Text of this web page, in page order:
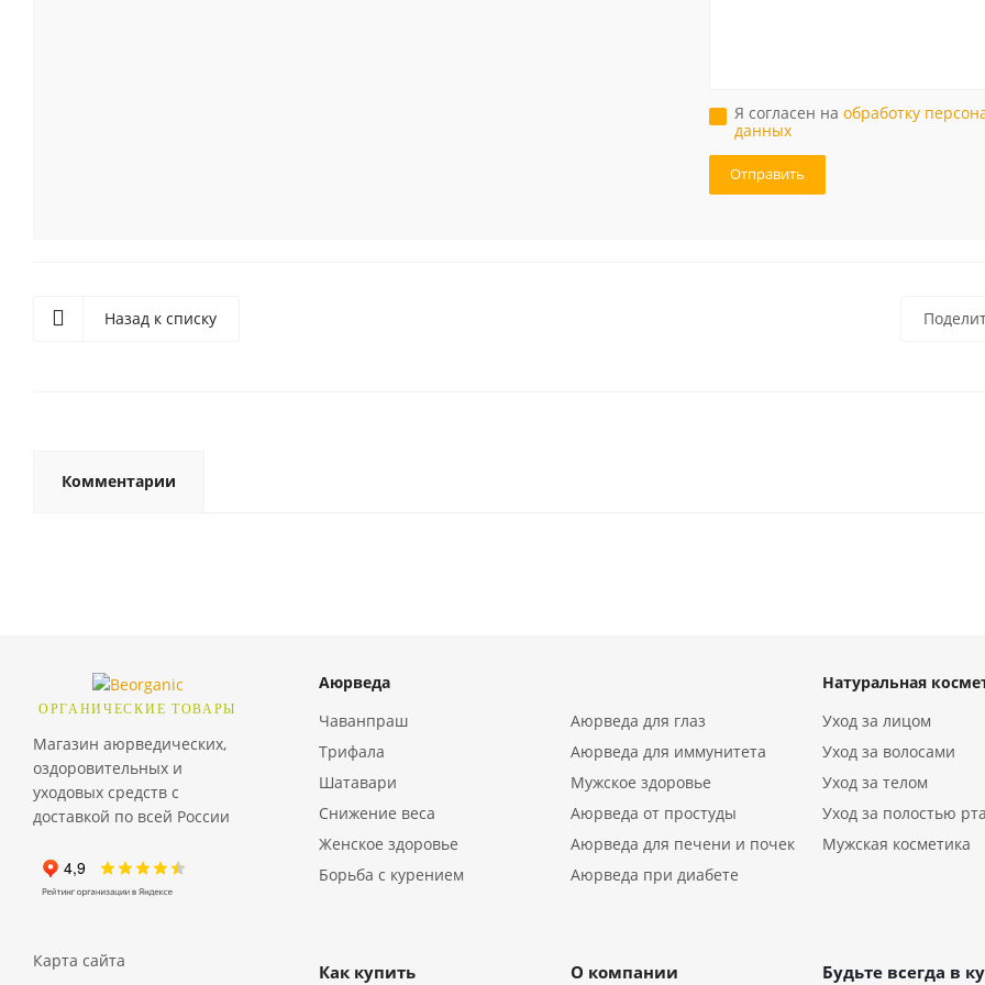
Я согласен на обработку
данных
Назад к списку
Комментарии
ОРГАНИЧЕСКИЕ ТОВАРЫ
Магазин аюрведических,
оздоровительных и
уходовых средств с
доставкой по всей России
Карта сайта
Аюрведа
Чаванпраш
Аюрведа для глаз
Трифала
Аюрведа для иммунитета
Шатавари
Мужское здоровье
Снижение веса
Аюрведа от простуды
Женское здоровье
Аюрведа для печени и почек
Борьба с курением
Аюрведа при диабете
Натуральная
Уход за лицом
Уход за волосами
Уход за телом
Уход за полостью рта
Мужская косметика
Как купить О компании Будьте всегда в